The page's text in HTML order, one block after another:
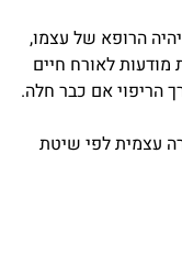
הרופא של עצמו,
לאורח חיים
הריפוי אם כבר חלה.
עצמית לפי שיטת